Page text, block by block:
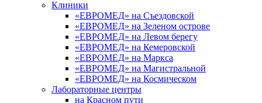
Клиники
«ЕВРОМЕД» на Съездовской
«ЕВРОМЕД» на Зеленом острове
«ЕВРОМЕД» на Левом берегу
«ЕВРОМЕД» на Кемеровской
«ЕВРОМЕД» на Маркса
«ЕВРОМЕД» на Магистральной
«ЕВРОМЕД» на Космическом
Лабораторные центры
на Красном пути